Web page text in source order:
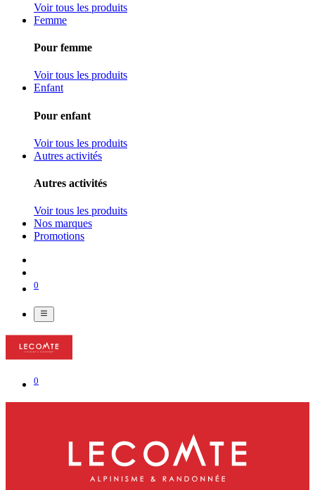
Voir tous les produits
Femme
Pour femme
Voir tous les produits
Enfant
Pour enfant
Voir tous les produits
Autres activités
Autres activités
Voir tous les produits
Nos marques
Promotions
0
0